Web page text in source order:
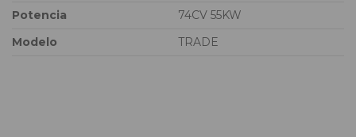
Potencia
74CV 55KW
Modelo
TRADE